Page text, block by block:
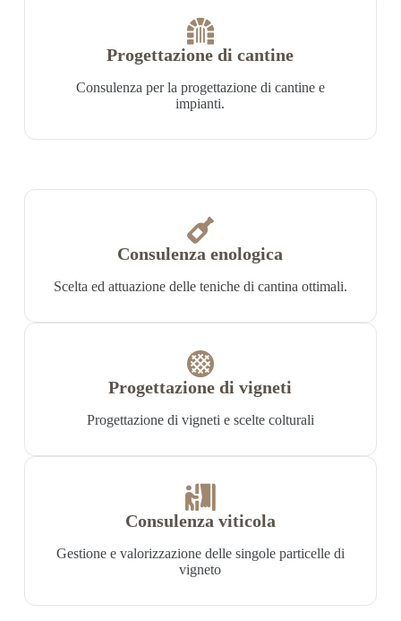
Progettazione di cantine
Consulenza per la progettazione di cantine e
impianti.
Consulenza enologica
Scelta ed attuazione delle teniche di cantina ottimali.
Progettazione di vigneti
Progettazione di vigneti e scelte colturali
Consulenza viticola
Gestione e valorizzazione delle singole particelle di
vigneto